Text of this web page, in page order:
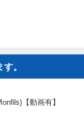
。
【動画有】